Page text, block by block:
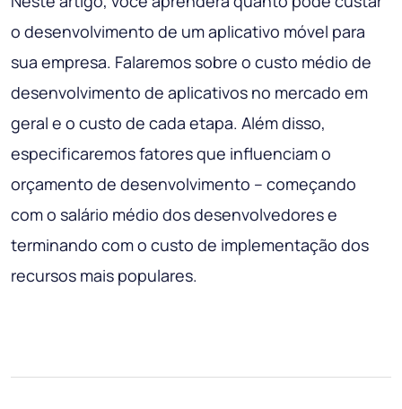
o desenvolvimento de um aplicativo móvel para
sua empresa. Falaremos sobre o custo médio de
desenvolvimento de aplicativos no mercado em
geral e o custo de cada etapa. Além disso,
especificaremos fatores que influenciam o
orçamento de desenvolvimento – começando
com o salário médio dos desenvolvedores e
terminando com o custo de implementação dos
recursos mais populares.